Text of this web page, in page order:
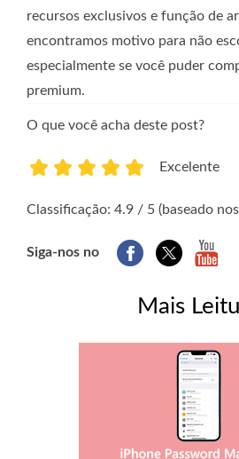
recursos exclusivos e função de
encontramos motivo para não
especialmente se você puder
premium.
O que você acha deste post?
Excelente
Classificação: 4.9 / 5 (baseado
Siga-nos no
Mais